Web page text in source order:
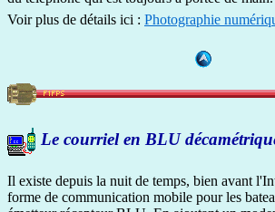
Voir plus de détails ici : Photographie
Le courriel en BLU
Il existe depuis la nuit de temps, bien avant
forme de communication mobile pour les